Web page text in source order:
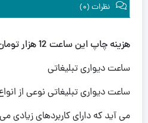
نظرات (0)
هزینه چاپ این ساعت 12 هزار تومان می باشد.
ساعت دیواری تبلیغاتی
ساعت دیواری تبلیغاتی نوعی از
می آید که دارای کاربردهای زیادی